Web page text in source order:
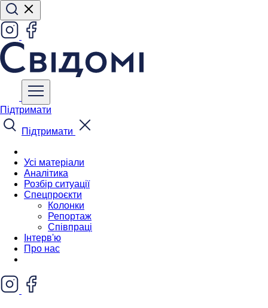
Підтримати
Підтримати
Усі матеріали
Аналітика
Розбір ситуації
Спецпроєкти
Колонки
Репортаж
Співпраці
Інтерв'ю
Про нас